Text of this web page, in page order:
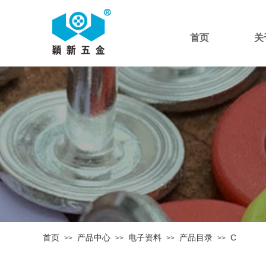
首页 >> 产品中心 >> 电子资料 >> 产品目录 >> C
首页 关